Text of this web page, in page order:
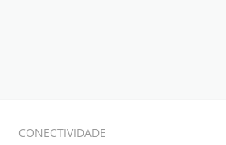
CONECTIVIDADE